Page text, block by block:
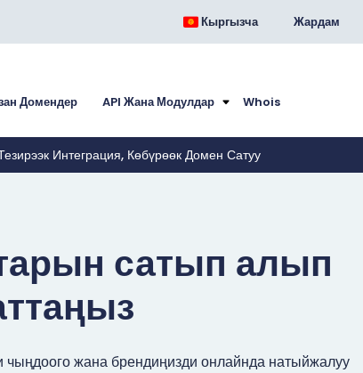
Кыргызча Жардам
Домендер API Жана Модулдар Whois
Интеграция, Көбүрөөк Домен Сатуу
сатып алып
жана брендиңизди онлайнда натыйжалуу